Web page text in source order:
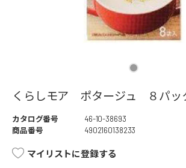
くらしモア ポタージュ ８パッ
カタログ番号
46-10-38693
商品番号
4902160138233
マイリストに登録する